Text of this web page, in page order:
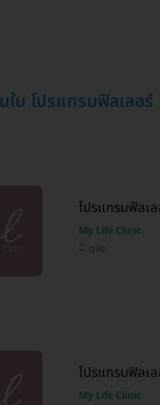
ใน โปรแกรมฟิลเลอร์
โปรแกรมฟิลเ
My Life Clinic
ดุสิต
โปรแกรมฟิลเ
My Life Clinic